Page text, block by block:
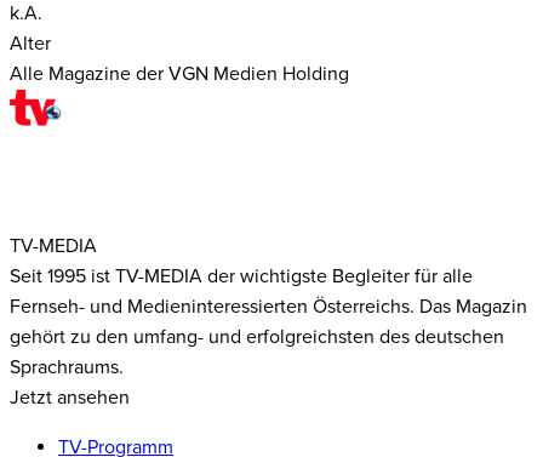
k.A.
Alter
Alle Magazine der VGN Medien Holding
TV-MEDIA
Seit 1995 ist TV-MEDIA der wichtigste Begleiter für alle
Fernseh- und Medieninteressierten Österreichs. Das Magazin
gehört zu den umfang- und erfolgreichsten des deutschen
Sprachraums.
Jetzt ansehen
TV-Programm